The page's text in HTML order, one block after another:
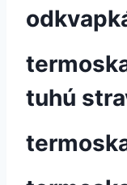
tuhú